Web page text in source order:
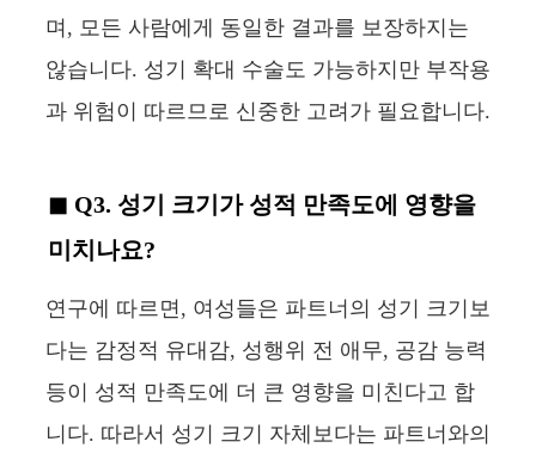
며, 모든 사람에게 동일한 결과를 보장하지는
않습니다. 성기 확대 수술도 가능하지만 부작용
과 위험이 따르므로 신중한 고려가 필요합니다.
Q3. 성기 크기가 성적 만족도에 영향을
미치나요?
연구에 따르면, 여성들은 파트너의 성기 크기보
다는 감정적 유대감, 성행위 전 애무, 공감 능력
등이 성적 만족도에 더 큰 영향을 미친다고 합
니다. 따라서 성기 크기 자체보다는 파트너와의